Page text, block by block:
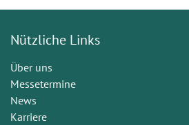
Nützliche Links
Über uns
Messetermine
News
Karriere